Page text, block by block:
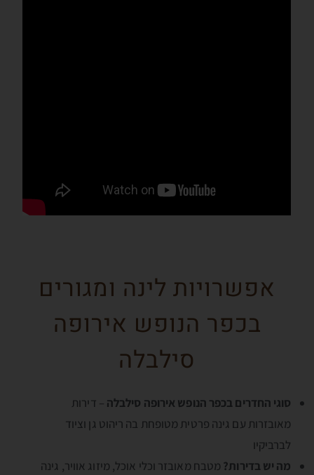
אפשרויות לינה ומגורים
בכפר הנופש אירופה
סילבלה
סוגי החדרים בכפר הנופש אירופה סילבלה – דירות
מאובזרות עם גינה פרטית מטופחת בה ריהוט גן וציוד
לברביקיו
מה יש בדירות? מטבח מאובזר וכלי אוכל, מיזוג אוויר, גינה